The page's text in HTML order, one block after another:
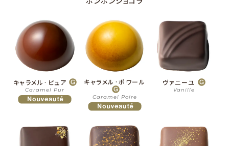
キャラメル·ピュア
Caramel Pur
キャラメル·ポワール
Caramel Poire
ヴァニーユ
Vanille